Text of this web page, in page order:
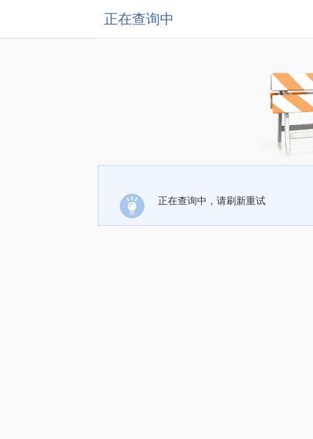
正在查询中
正在查询中，请刷新重试